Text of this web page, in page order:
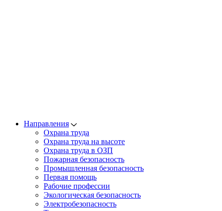
Направления
Охрана труда
Охрана труда на высоте
Охрана труда в ОЗП
Пожарная безопасность
Промышленная безопасность
Первая помощь
Рабочие профессии
Экологическая безопасность
Электробезопасность